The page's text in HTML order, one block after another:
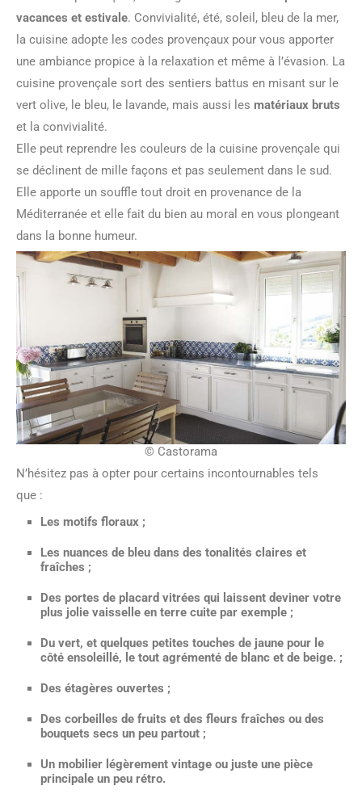
vacances et estivale. Convivialité, été, soleil, bleu de la mer,
la cuisine adopte les codes provençaux pour vous apporter
une ambiance propice à la relaxation et même à l’évasion. La
cuisine provençale sort des sentiers battus en misant sur le
vert olive, le bleu, le lavande, mais aussi les matériaux bruts
et la convivialité.
Elle peut reprendre les couleurs de la cuisine provençale qui
se déclinent de mille façons et pas seulement dans le sud.
Elle apporte un souffle tout droit en provenance de la
Méditerranée et elle fait du bien au moral en vous plongeant
dans la bonne humeur.
© Castorama
N’hésitez pas à opter pour certains incontournables tels
que :
Les motifs floraux ;
Les nuances de bleu dans des tonalités claires et
fraîches ;
Des portes de placard vitrées qui laissent deviner votre
plus jolie vaisselle en terre cuite par exemple ;
Du vert, et quelques petites touches de jaune pour le
côté ensoleillé, le tout agrémenté de blanc et de beige. ;
Des étagères ouvertes ;
Des corbeilles de fruits et des fleurs fraîches ou des
bouquets secs un peu partout ;
Un mobilier légèrement vintage ou juste une pièce
principale un peu rétro.